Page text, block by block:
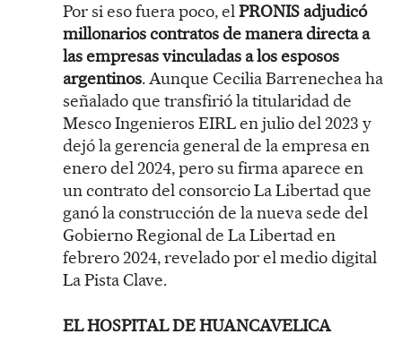
Por si eso fuera poco, elPRONIS adjudicó
millonarios contratos de manera directa a
las empresas vinculadas a los esposos
argentinos. Aunque Cecilia Barrenechea ha
señalado que transfirió la titularidad de
Mesco Ingenieros EIRL en julio del 2023 y
dejó la gerencia general de la empresa en
enero del 2024, pero su firma aparece en
un contrato del consorcio La Libertad que
ganó la construcción de la nueva sede del
Gobierno Regional de La Libertad en
febrero 2024, revelado por el medio digital
La Pista Clave.
EL HOSPITAL DE HUANCAVELICA